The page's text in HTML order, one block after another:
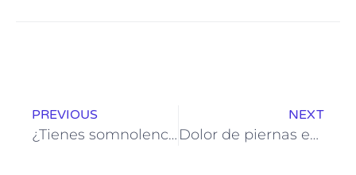
PREVIOUS
¿Tienes somnolencia constante? Descubre sus causas y soluciones médicas
NEXT
Dolor de piernas en la cama: ¿Problema circulatorio, lipedema u otra causa?